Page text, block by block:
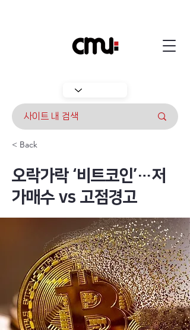
< Back
오락가락 ‘비트코인’…저
가매수 vs 고점경고